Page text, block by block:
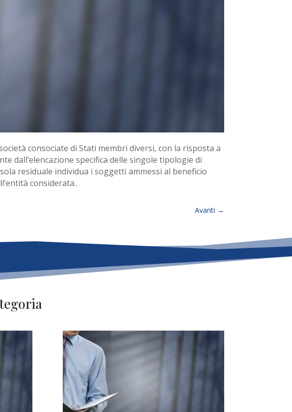
consociate di Stati membri diversi, con la risposta a
dall’elencazione specifica delle singole tipologie di
residuale individua i soggetti ammessi al beneficio
considerata..
Avanti →